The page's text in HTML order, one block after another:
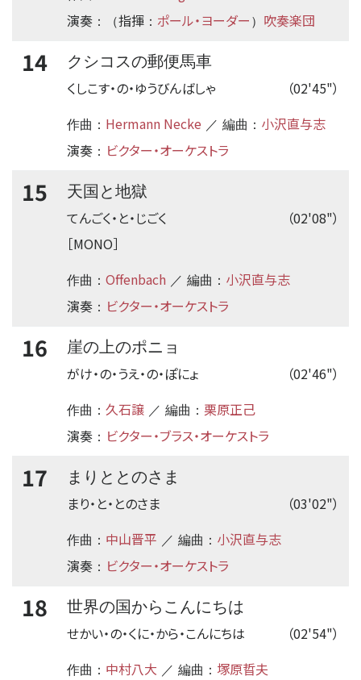
演奏 ：（指揮 ： ポール・ヨーダー ） 吹奏楽団
14
クシコスの郵便馬車
（02'45"）
くしこす・の・ゆうびんばしゃ
作曲： Hermann Necke ／ 編曲： 小沢直与志
演奏 ： ビクター・オーケストラ
15
天国と地獄
（02'08"）
てんごく・と・じごく
［MONO］
作曲： Offenbach ／ 編曲： 小沢直与志
演奏 ： ビクター・オーケストラ
16
崖の上のポニョ
（02'46"）
がけ・の・うえ・の・ぽにょ
作曲： 久石譲 ／ 編曲： 栗原正己
演奏 ： ビクター・ブラス・オーケストラ
17
まりととのさま
（03'02"）
まり・と・とのさま
作曲： 中山晋平 ／ 編曲： 小沢直与志
演奏 ： ビクター・オーケストラ
18
世界の国からこんにちは
（02'54"）
せかい・の・くに・から・こんにちは
作曲： 中村八大 ／ 編曲： 塚原晢夫